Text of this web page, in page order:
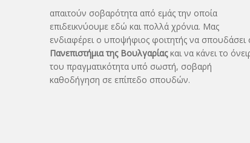
απαιτούν σοβαρότητα από εμάς την οποία
επιδεικνύουμε εδώ και πολλά χρόνια. Μας
ενδιαφέρει ο υποψήφιος φοιτητής να σπουδάσει
Πανεπιστήμια της Βουλγαρίαςκαι να κάνει το
του πραγματικότητα υπό σωστή, σοβαρή
καθοδήγηση σε επίπεδο σπουδών.